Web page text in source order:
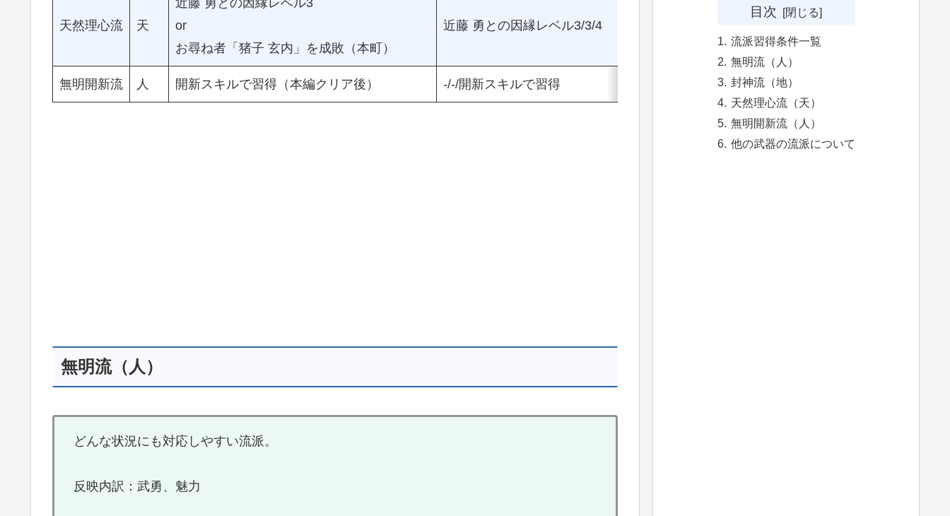
天然理心流 天
近藤 勇との因縁レベル3
or
お尋ね者「猪子 玄内」を成敗（本町）
近藤 勇との因縁レベル3/3/4
無明開新流 人 開新スキルで習得（本編クリア後） -/-/開新スキルで習得
無明流（人）
どんな状況にも対応しやすい流派。
反映内訳：武勇、魅力
目次
流派習得条件一覧
無明流（人）
封神流（地）
天然理心流（天）
無明開新流（人）
他の武器の流派について